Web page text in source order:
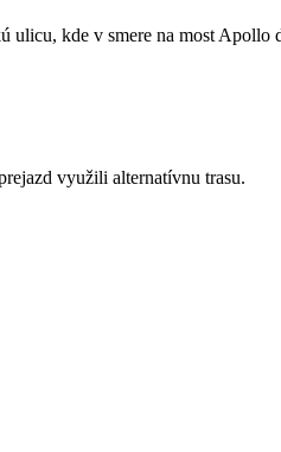
kde v smere na most
využili alternatívnu trasu.